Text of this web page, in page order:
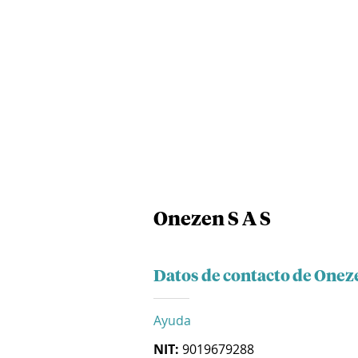
Onezen S A S
Datos de contacto de
Ayuda
NIT: 9019679288